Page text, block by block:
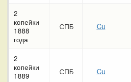
2
копейки
1888
года
СПБ Cu
2
копейки
1889
СПБ Cu